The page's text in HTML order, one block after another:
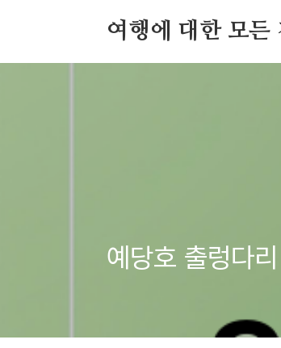
여행에 대한 모든
예당호 출렁다